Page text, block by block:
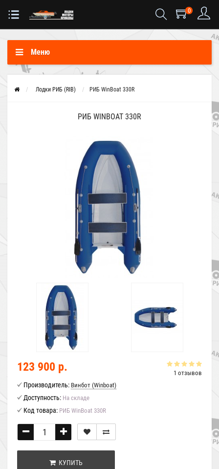
0
Меню
Лодки РИБ (RIB) РИБ WinBoat 330R
РИБ WINBOAT 330R
1 отзывов
123 900 р.
Производитель: Винбот (Winboat)
Доступность: На складе
Код товара: РИБ WinBoat 330R
КУПИТЬ